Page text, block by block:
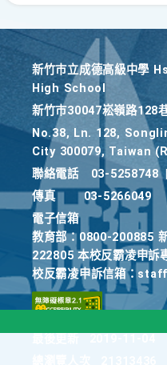
新竹巿立成德高級中學
High School
新竹巿30047崧嶺路128
No.38, Ln. 128,
City 300079, Taiwan
聯絡電話
03-5258748
傳真
03-5266049
電子信箱
教育部：0800-200885
222805 本校反霸凌申訴
校反霸凌申訴信箱：